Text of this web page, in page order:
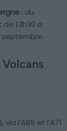
: du
de 13h30 à
septembre.
l’A85 et l’A71